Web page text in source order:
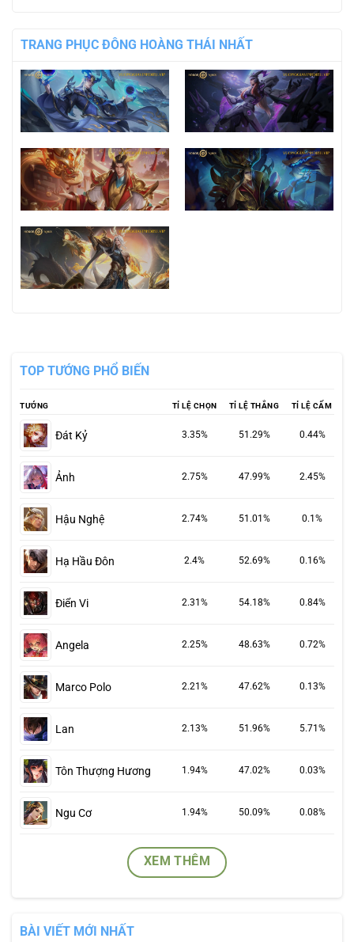
TRANG PHỤC ĐÔNG HOÀNG THÁI NHẤT
TOP TƯỚNG PHỔ BIẾN
TƯỚNG TỈ LỆ CHỌN TỈ LỆ THẮNG TỈ LỆ CẤM
Đát Kỷ 3.35% 51.29% 0.44%
Ảnh 2.75% 47.99% 2.45%
Hậu Nghệ 2.74% 51.01% 0.1%
Hạ Hầu Đôn 2.4% 52.69% 0.16%
Điển Vi 2.31% 54.18% 0.84%
Angela 2.25% 48.63% 0.72%
Marco Polo 2.21% 47.62% 0.13%
Lan 2.13% 51.96% 5.71%
Tôn Thượng Hương 1.94% 47.02% 0.03%
Ngu Cơ 1.94% 50.09% 0.08%
XEM THÊM
BÀI VIẾT MỚI NHẤT